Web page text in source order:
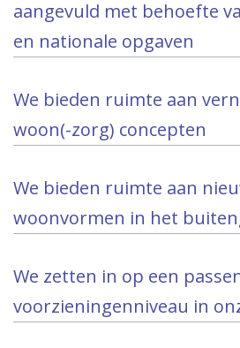
aangevuld met behoefte
en nationale opgaven
We bieden ruimte aan
woon(-zorg) concepten
We bieden ruimte aan
woonvormen in het
We zetten in op een
voorzieningenniveau in